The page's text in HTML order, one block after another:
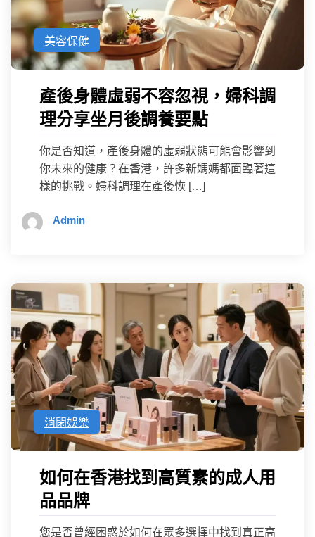
美容保健
產後身體虛弱不容忽視，婦科調
理分享坐月後調養要點
你是否知道，產後身體的虛弱狀態可能會影響到
你未來的健康？在香港，許多新媽媽都面臨著這
樣的挑戰。婦科調理在產後恢 […]
Admin
消閑娛樂
如何在香港找到高質素的成人用
品品牌
您是否曾經困惑於如何在眾多選擇中找到真正高